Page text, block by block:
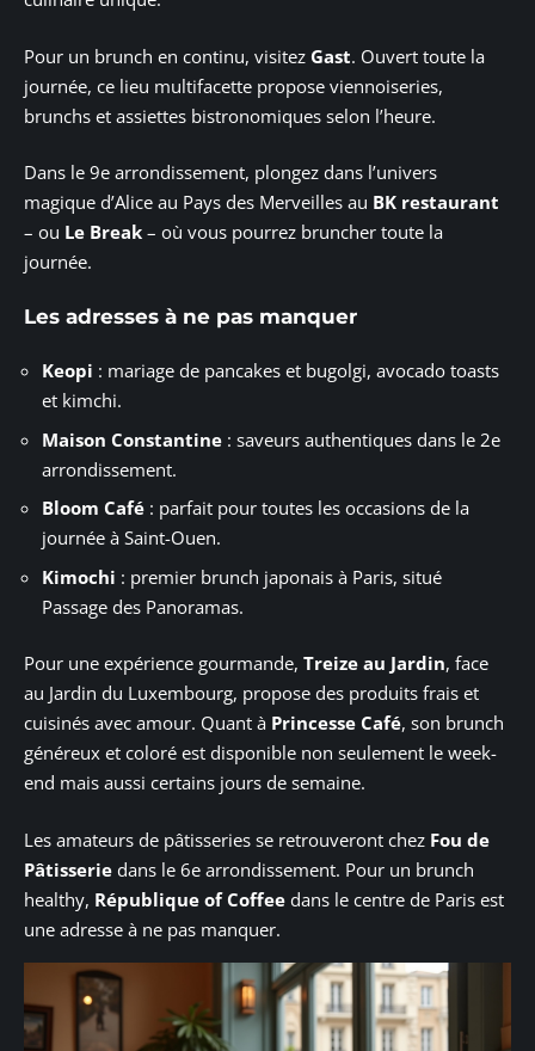
Pour un brunch en continu, visitez Gast. Ouvert toute la
journée, ce lieu multifacette propose viennoiseries,
brunchs et assiettes bistronomiques selon l’heure.
Dans le 9e arrondissement, plongez dans l’univers
magique d’Alice au Pays des Merveilles au BK restaurant
– ou Le Break – où vous pourrez bruncher toute la
journée.
Les adresses à ne pas manquer
Keopi : mariage de pancakes et bugolgi, avocado toasts
et kimchi.
Maison Constantine : saveurs authentiques dans le 2e
arrondissement.
Bloom Café : parfait pour toutes les occasions de la
journée à Saint-Ouen.
Kimochi : premier brunch japonais à Paris, situé
Passage des Panoramas.
Pour une expérience gourmande, Treize au Jardin, face
au Jardin du Luxembourg, propose des produits frais et
cuisinés avec amour. Quant à Princesse Café, son brunch
généreux et coloré est disponible non seulement le week-
end mais aussi certains jours de semaine.
Les amateurs de pâtisseries se retrouveront chez Fou de
Pâtisserie dans le 6e arrondissement. Pour un brunch
healthy, République of Coffee dans le centre de Paris est
une adresse à ne pas manquer.